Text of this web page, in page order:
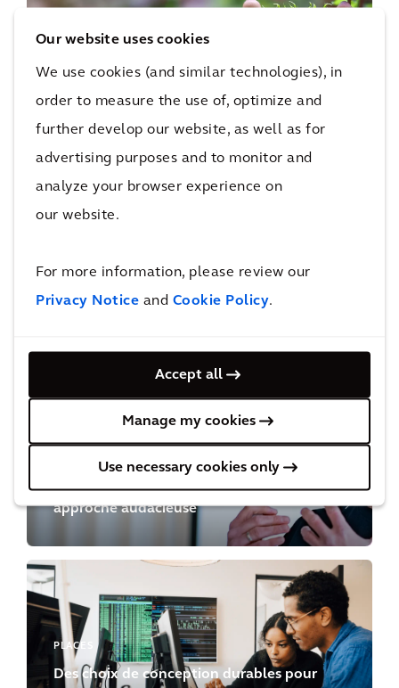
Our website uses cookies
We use cookies (and similar technologies), in
order to measure the use of, optimize and
further develop our website, as well as for
advertising purposes and to monitor and
analyze your browser experience on
our website.
For more information, please review our
Privacy Notice and Cookie Policy.
Accept all
Manage my cookies
Use necessary cookies only
RESILIENCE
La biodiversité comme partenaire
économique
investir dès maintenant dans des
solutions de chaleur durable ?
Les bâtiments durables nécessitent une
approche audacieuse
PLACES
Des choix de conception durables pour